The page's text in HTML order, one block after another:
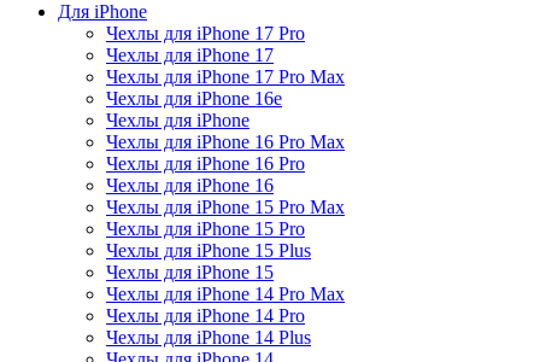
Для iPhone
Чехлы для iPhone 17 Pro
Чехлы для iPhone 17
Чехлы для iPhone 17 Pro Max
Чехлы для iPhone 16e
Чехлы для iPhone
Чехлы для iPhone 16 Pro Max
Чехлы для iPhone 16 Pro
Чехлы для iPhone 16
Чехлы для iPhone 15 Pro Max
Чехлы для iPhone 15 Pro
Чехлы для iPhone 15 Plus
Чехлы для iPhone 15
Чехлы для iPhone 14 Pro Max
Чехлы для iPhone 14 Pro
Чехлы для iPhone 14 Plus